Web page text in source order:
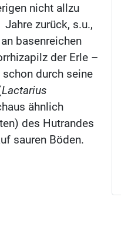
nicht allzu
zurück, s.u.,
basenreichen
der Erle –
durch seine
Lactarius
ähnlich
des Hutrandes
sauren Böden.